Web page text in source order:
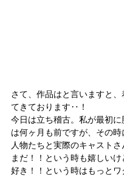
さて、作品はと言いますと、
てきております‥！
今日は立ち稽古。私が最初
は何ヶ月も前ですが、その
人物たちと実際のキャスト
まだ！！という時も嬉しい
好き！！という時はもっとワ